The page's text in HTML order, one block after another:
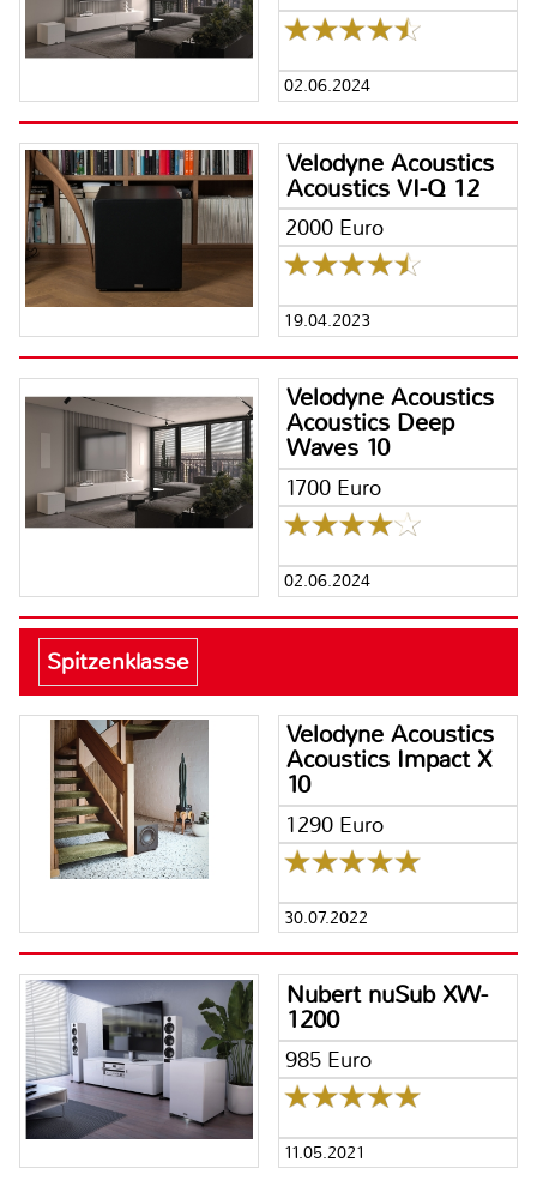
02.06.2024
Velodyne Acoustics
Acoustics VI-Q 12
2000 Euro
19.04.2023
Velodyne Acoustics
Acoustics Deep
Waves 10
1700 Euro
02.06.2024
Spitzenklasse
Velodyne Acoustics
Acoustics Impact X
10
1290 Euro
30.07.2022
Nubert nuSub XW-
1200
985 Euro
11.05.2021